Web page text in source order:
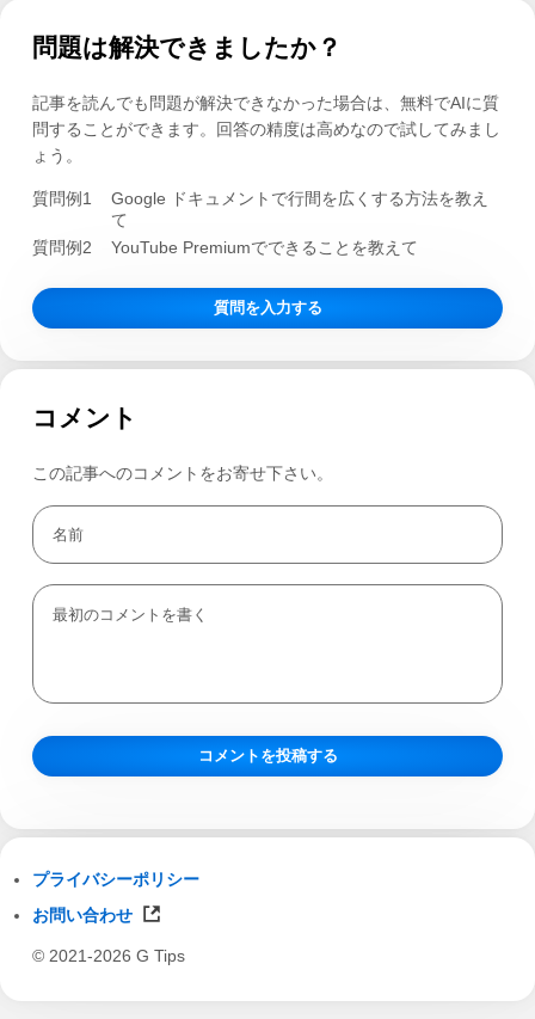
問題は解決できましたか？
記事を読んでも問題が解決できなかった場合は、無料でAIに質
問することができます。回答の精度は高めなので試してみまし
ょう。
質問例1
Google ドキュメントで行間を広くする方法を教え
て
質問例2
YouTube Premiumでできることを教えて
質問を入力する
コメント
この記事へのコメントをお寄せ下さい。
プライバシーポリシー
お問い合わせ
© 2021-2026 G Tips